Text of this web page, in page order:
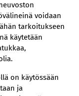
voidaan
tarkoitukseen
käytetään
on käytössään
ja